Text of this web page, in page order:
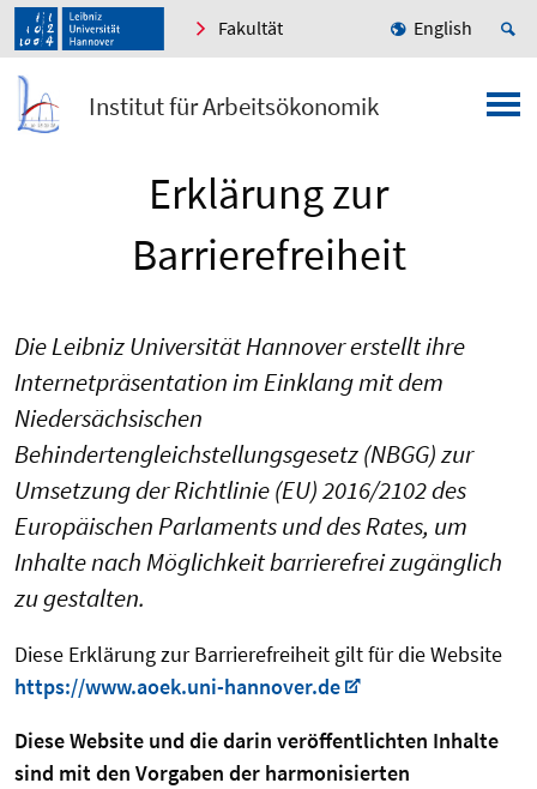
Fakultät English
Institut für Arbeitsökonomik
Erklärung zur
Barrierefreiheit
Die Leibniz Universität Hannover erstellt ihre
Internetpräsentation im Einklang mit dem
Niedersächsischen
Behindertengleichstellungsgesetz (NBGG) zur
Umsetzung der Richtlinie (EU) 2016/2102 des
Europäischen Parlaments und des Rates, um
Inhalte nach Möglichkeit barrierefrei zugänglich
zu gestalten.
Diese Erklärung zur Barrierefreiheit gilt für die Website
https://www.aoek.uni-hannover.de
Diese Website und die darin veröffentlichten Inhalte
sind mit den Vorgaben der harmonisierten